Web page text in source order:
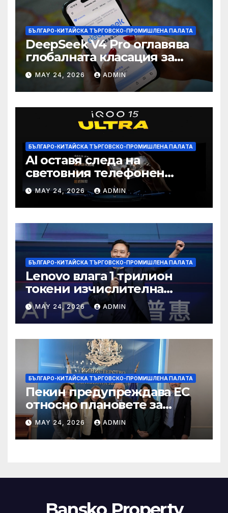
БЪЛГАРО-КИТАЙСКА ТЪРГОВСКО-ПРОМИШЛЕНА ПАЛAТА
DeepSeek V4 Pro оглавява
глобалната класация за
печалба след 75%
намаление на цената
MAY 24, 2026 ADMIN
БЪЛГАРО-КИТАЙСКА ТЪРГОВСКО-ПРОМИШЛЕНА ПАЛAТА
AI оставя следа на
световния телефонен
пазар
MAY 24, 2026 ADMIN
БЪЛГАРО-КИТАЙСКА ТЪРГОВСКО-ПРОМИШЛЕНА ПАЛAТА
Lenovo влага 1 трилион
токени изчислителна
мощност в AI екосистемата
MAY 24, 2026 ADMIN
БЪЛГАРО-КИТАЙСКА ТЪРГОВСКО-ПРОМИШЛЕНА ПАЛAТА
Пекин предупреждава ЕС
относно плановете за
насочване към китайски
продукти
MAY 24, 2026 ADMIN